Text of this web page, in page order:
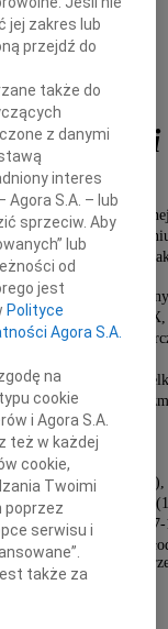
82 lat
dr hab.
Polskiej i
Mickiewicza w
dla dobra wspólnoty
i serdeczny wobec
i kultury wieku XIX,
poświęconych
Poznania i
dzieł doby
filologów polskich.
wykładowca,
(1975-1981),
Prorektor UAM
Polskiej
Pozytywizmu i
Nauk o
(od 1978 roku).
jej zakres lub
przejdź do
także do
z danymi
interes
Agora S.A. – lub
sprzeciw. Aby
lub
od
jest
Polityce
Agora S.A.
na
cookie
i Agora S.A.
też w każdej
cookie,
Twoimi
poprzez
serwisu i
także za